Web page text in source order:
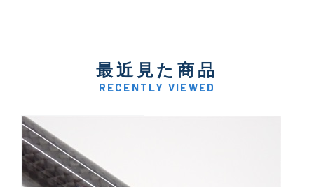
最近見た商品
RECENTLY VIEWED